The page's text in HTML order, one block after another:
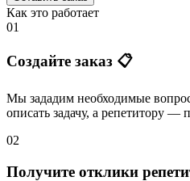
Как это работает
01
Создайте заказ 📋
Мы зададим необходимые
описать задачу, а репетитору —
02
Получите отклики